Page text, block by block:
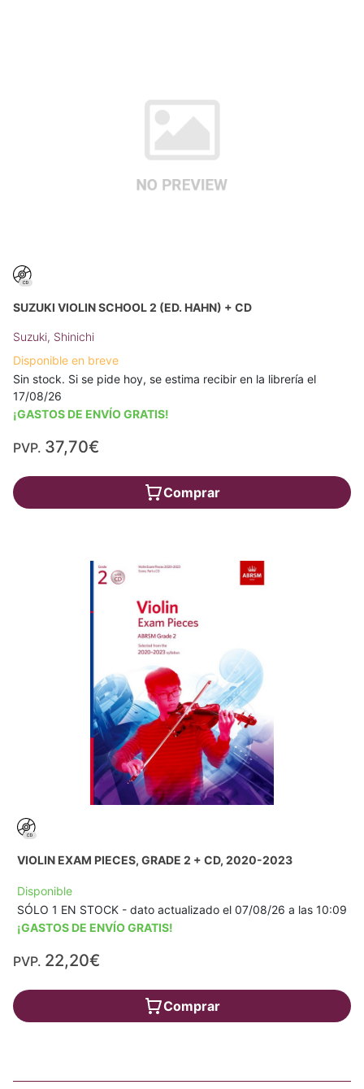
SUZUKI VIOLIN SCHOOL 2 (ED. HAHN) + CD
Suzuki, Shinichi
Disponible en breve
Sin stock. Si se pide hoy, se estima recibir en la librería el
17/08/26
¡GASTOS DE ENVÍO GRATIS!
PVP. 37,70€
Comprar
VIOLIN EXAM PIECES, GRADE 2 + CD, 2020-2023
Disponible
SÓLO 1 EN STOCK - dato actualizado el 07/08/26 a las 10:09
¡GASTOS DE ENVÍO GRATIS!
PVP. 22,20€
Comprar